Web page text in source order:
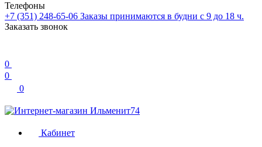
Телефоны
+7 (351) 248-65-06 Заказы принимаются в будни с 9 до 18 ч.
Заказать звонок
0
0
0
Кабинет